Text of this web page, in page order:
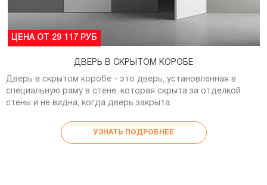
ЦЕНА ОТ 29 117 РУБ
ДВЕРЬ В СКРЫТОМ КОРОБЕ
Дверь в скрытом коробе - это дверь, установленная в
специальную раму в стене, которая скрыта за отделкой
стены и не видна, когда дверь закрыта.
УЗНАТЬ ПОДРОБНЕЕ